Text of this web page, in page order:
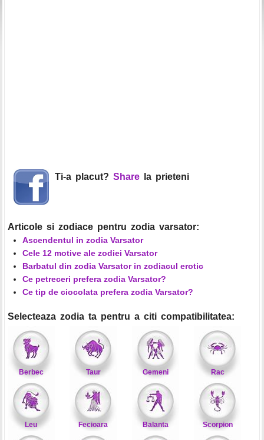
Ti-a placut? Share la prieteni
Articole si zodiace pentru zodia varsator:
Ascendentul in zodia Varsator
Cele 12 motive ale zodiei Varsator
Barbatul din zodia Varsator in zodiacul erotic
Ce petreceri prefera zodia Varsator?
Ce tip de ciocolata prefera zodia Varsator?
Selecteaza zodia ta pentru a citi compatibilitatea:
Berbec Taur Gemeni Rac
Leu Fecioara Balanta Scorpion